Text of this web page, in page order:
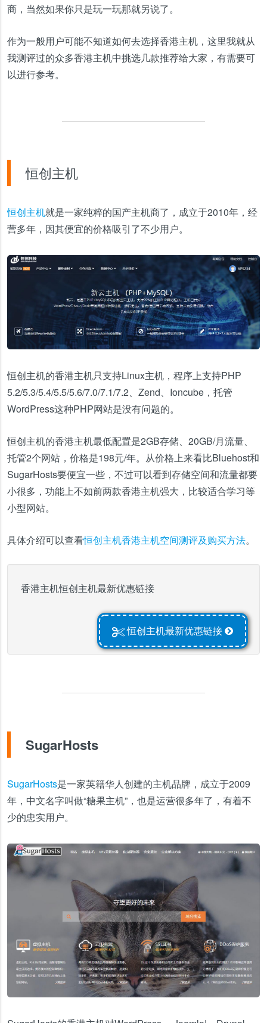
商，当然如果你只是玩一玩那就另说了。
作为一般用户可能不知道如何去选择香港主机，这里我就从
我测评过的众多香港主机中挑选几款推荐给大家，有需要可
以进行参考。
恒创主机
恒创主机就是一家纯粹的国产主机商了，成立于2010年，经
营多年，因其便宜的价格吸引了不少用户。
恒创主机的香港主机只支持Linux主机，程序上支持PHP
5.2/5.3/5.4/5.5/5.6/7.0/7.1/7.2、Zend、Ioncube，托管
WordPress这种PHP网站是没有问题的。
恒创主机的香港主机最低配置是2GB存储、20GB/月流量、
托管2个网站，价格是198元/年。从价格上来看比Bluehost和
SugarHosts要便宜一些，不过可以看到存储空间和流量都要
小很多，功能上不如前两款香港主机强大，比较适合学习等
小型网站。
具体介绍可以查看恒创主机香港主机空间测评及购买方法。
香港主机恒创主机最新优惠链接
恒创主机最新优惠链接
SugarHosts
SugarHosts是一家英籍华人创建的主机品牌，成立于2009
年，中文名字叫做“糖果主机”，也是运营很多年了，有着不
少的忠实用户。